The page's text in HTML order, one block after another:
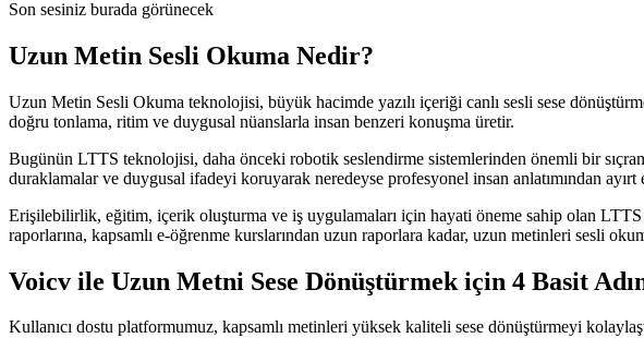
Son sesiniz burada görünecek
Uzun Metin Sesli Okuma Nedir?
Uzun Metin Sesli Okuma teknolojisi, büyük hacimde yazılı içeriği canlı sesli sese
doğru tonlama, ritim ve duygusal nüanslarla insan benzeri konuşma üretir.
Bugünün LTTS teknolojisi, daha önceki robotik seslendirme sistemlerinden önemli bir
duraklamalar ve duygusal ifadeyi koruyarak neredeyse profesyonel insan anlatımından ayırt
Erişilebilirlik, eğitim, içerik oluşturma ve iş uygulamaları için hayati öneme sahip olan
raporlarına, kapsamlı e-öğrenme kurslarından uzun raporlara kadar, uzun metinleri sesli
Voicv ile Uzun Metni Sese Dönüştürmek için 4 Basit
Kullanıcı dostu platformumuz, kapsamlı metinleri yüksek kaliteli sese dönüştürmeyi